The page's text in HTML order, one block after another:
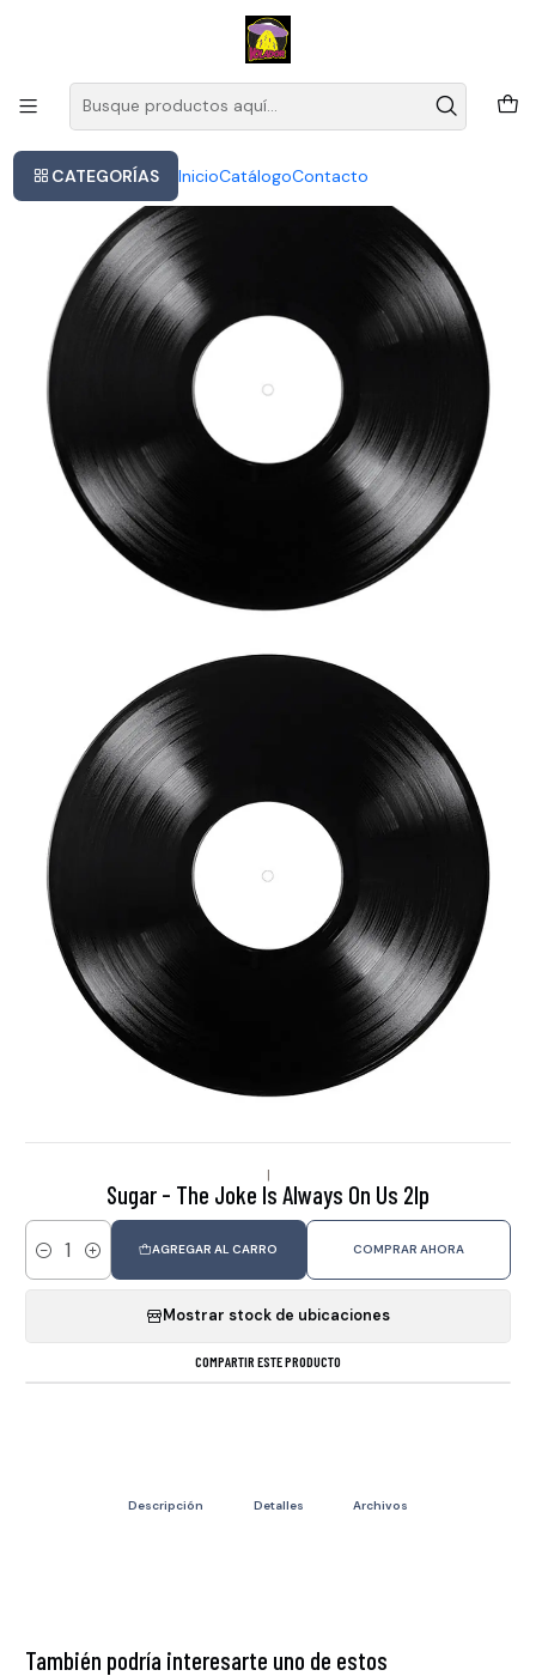
CATEGORÍAS InicioCatálogoContacto
Este es el texto del slide
|
Sugar - The Joke Is Always On Us 2lp
Cantidad
AGREGAR AL CARRO COMPRAR AHORA
Mostrar stock de ubicaciones
COMPARTIR ESTE PRODUCTO
Descripción Detalles Archivos
También podría interesarte uno de estos